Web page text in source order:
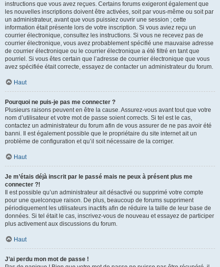
instructions que vous avez reçues. Certains forums exigeront également que
les nouvelles inscriptions doivent être activées, soit par vous-même ou soit par
un administrateur, avant que vous puissiez ouvrir une session ; cette
information était présente lors de votre inscription. Si vous aviez reçu un
courrier électronique, consultez les instructions. Si vous ne recevez pas de
courrier électronique, vous avez probablement spécifié une mauvaise adresse
de courrier électronique ou le courrier électronique a été filtré en tant que
pourriel. Si vous êtes certain que l’adresse de courrier électronique que vous
avez spécifiée était correcte, essayez de contacter un administrateur du forum.
Haut
Pourquoi ne puis-je pas me connecter ?
Plusieurs raisons peuvent en être la cause. Assurez-vous avant tout que votre
nom d’utilisateur et votre mot de passe soient corrects. Si tel est le cas,
contactez un administrateur du forum afin de vous assurer de ne pas avoir été
banni. Il est également possible que le propriétaire du site internet ait un
problème de configuration et qu’il soit nécessaire de la corriger.
Haut
Je m’étais déjà inscrit par le passé mais ne peux à présent plus me
connecter ?!
Il est possible qu’un administrateur ait désactivé ou supprimé votre compte
pour une quelconque raison. De plus, beaucoup de forums suppriment
périodiquement les utilisateurs inactifs afin de réduire la taille de leur base de
données. Si tel était le cas, inscrivez-vous de nouveau et essayez de participer
plus activement aux discussions du forum.
Haut
J’ai perdu mon mot de passe !